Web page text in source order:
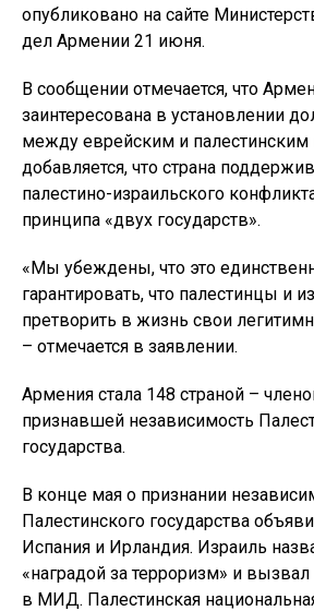
опубликовано на сайте
дел Армении 21 июня.
В сообщении отмечается, что
заинтересована в установлении
между еврейским и палестинским
добавляется, что страна
палестино-израильского
принципа «двух государств».
«Мы убеждены, что это
гарантировать, что палестинцы и
претворить в жизнь свои
– отмечается в заявлении.
Армения стала 148 страной –
признавшей независимость
государства.
В конце мая о признании
Палестинского государства
Испания и Ирландия. Израиль
«наградой за терроризм» и вызвал
в МИД. Палестинская